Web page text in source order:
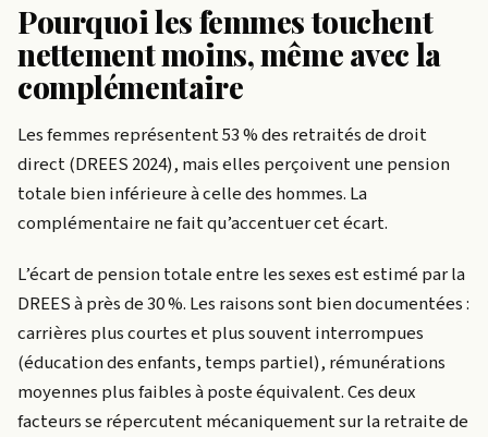
Pourquoi les femmes touchent
nettement moins, même avec la
complémentaire
Les femmes représentent 53 % des retraités de droit
direct (DREES 2024), mais elles perçoivent une pension
totale bien inférieure à celle des hommes. La
complémentaire ne fait qu’accentuer cet écart.
L’écart de pension totale entre les sexes est estimé par la
DREES à près de 30 %. Les raisons sont bien documentées :
carrières plus courtes et plus souvent interrompues
(éducation des enfants, temps partiel), rémunérations
moyennes plus faibles à poste équivalent. Ces deux
facteurs se répercutent mécaniquement sur la retraite de